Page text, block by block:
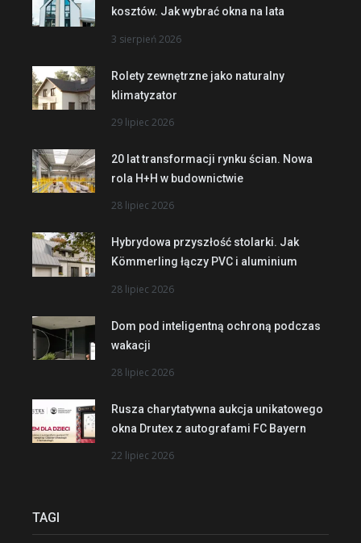
kosztów. Jak wybrać okna na lata
3 sierpień 2026
Rolety zewnętrzne jako naturalny
klimatyzator
29 lipiec 2026
20 lat transformacji rynku ścian. Nowa
rola H+H w budownictwie
28 lipiec 2026
Hybrydowa przyszłość stolarki. Jak
Kömmerling łączy PVC i aluminium
28 lipiec 2026
Dom pod inteligentną ochroną podczas
wakacji
28 lipiec 2026
Rusza charytatywna aukcja unikatowego
okna Drutex z autografami FC Bayern
22 lipiec 2026
TAGI